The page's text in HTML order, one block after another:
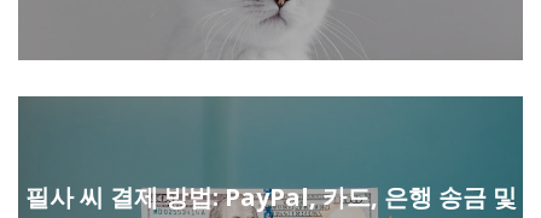
필사 씨 결제 방법: PayPal, 카드, 은행 송금 및